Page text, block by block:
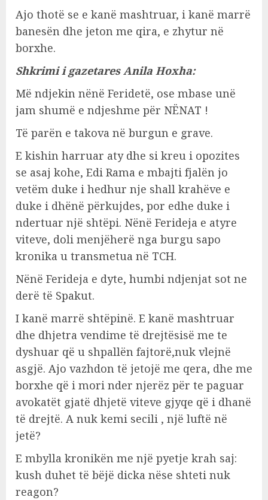
Ajo thotë se e kanë mashtruar, i kanë marrë
banesën dhe jeton me qira, e zhytur në
borxhe.
Shkrimi i gazetares Anila Hoxha:
Më ndjekin nënë Feridetë, ose mbase unë
jam shumë e ndjeshme për NËNAT !
Të parën e takova në burgun e grave.
E kishin harruar aty dhe si kreu i opozites
se asaj kohe, Edi Rama e mbajti fjalën jo
vetëm duke i hedhur nje shall krahëve e
duke i dhënë përkujdes, por edhe duke i
ndertuar një shtëpi. Nënë Ferideja e atyre
viteve, doli menjëherë nga burgu sapo
kronika u transmetua në TCH.
Nënë Ferideja e dyte, humbi ndjenjat sot ne
derë të Spakut.
I kanë marrë shtëpinë. E kanë mashtruar
dhe dhjetra vendime të drejtësisë me te
dyshuar që u shpallën fajtorë,nuk vlejnë
asgjë. Ajo vazhdon të jetojë me qera, dhe me
borxhe që i mori nder njerëz për te paguar
avokatët gjatë dhjetë viteve gjyqe që i dhanë
të drejtë. A nuk kemi secili , një luftë në
jetë?
E mbylla kronikën me një pyetje krah saj:
kush duhet të bëjë dicka nëse shteti nuk
reagon?